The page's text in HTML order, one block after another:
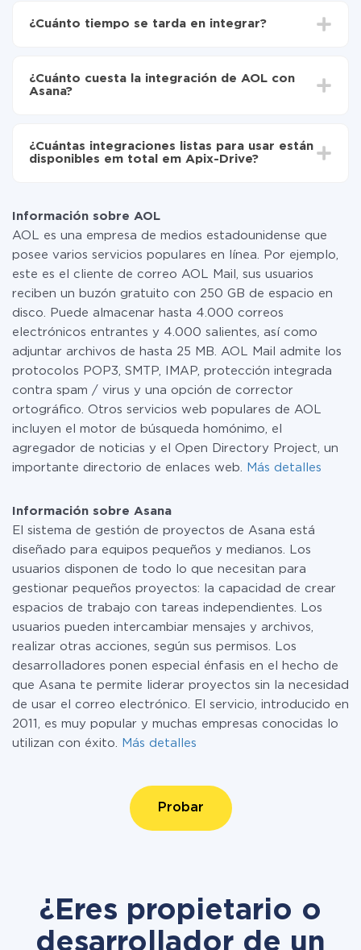
Elija qué datos transferir de AOL a Asana
de AOL a Asana
¿Cuánto tiempo se tarda en integrar?
oscilar entre 5 y 30 minutos. En promedio, la
configuración tarda entre 10 y 15 minutos.
¿Cuánto cuesta la integración de AOL con
Asana?
tarifas. Usted solo paga por la cantidad de datos que
realmente se transfieren de uno de sus sistemas a otro
manera segura un plan de tarifa gratuita o cambiar a
uno de pago, si es necesario. Más detalles sobre
tarifas.
¿Cuántas integraciones listas para usar están
disponibles em total em Apix-Drive?
Información sobre AOL
AOL es una empresa de medios estadounidense que
posee varios servicios populares en línea. Por ejemplo,
este es el cliente de correo AOL Mail, sus usuarios
reciben un buzón gratuito con 250 GB de espacio en
disco. Puede almacenar hasta 4.000 correos
electrónicos entrantes y 4.000 salientes, así como
adjuntar archivos de hasta 25 MB. AOL Mail admite los
protocolos POP3, SMTP, IMAP, protección integrada
contra spam / virus y una opción de corrector
ortográfico. Otros servicios web populares de AOL
incluyen el motor de búsqueda homónimo, el
agregador de noticias y el Open Directory Project, un
importante directorio de enlaces web.
Más detalles
Información sobre Asana
El sistema de gestión de proyectos de Asana está
diseñado para equipos pequeños y medianos. Los
usuarios disponen de todo lo que necesitan para
gestionar pequeños proyectos: la capacidad de crear
espacios de trabajo con tareas independientes. Los
usuarios pueden intercambiar mensajes y archivos,
realizar otras acciones, según sus permisos. Los
desarrolladores ponen especial énfasis en el hecho de
que Asana te permite liderar proyectos sin la necesidad
de usar el correo electrónico. El servicio, introducido en
2011, es muy popular y muchas empresas conocidas lo
utilizan con éxito.
Más detalles
Probar
¿Eres propietario o
desarrollador de un